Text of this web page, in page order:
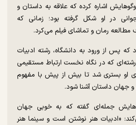
اشاره کرده که علاقه به داستان و
در او شکل گرفته بود؛ زمانی که
رمان و تماشای فیلم می‌کرد.
پس از ورود به دانشگاه، رشته ادبیات
رشته‌ای که در نگاه نخست ارتباط مستقیمی
او بستری شد تا بیش از پیش با مفهوم
جهان داستان آشنا شود.
جمله‌ای گفته که به خوبی جهان
«ادبیات هنر نوشتن است و سینما هنر